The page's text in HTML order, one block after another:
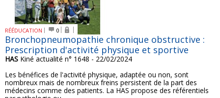
RÉÉDUCATION 0
Bronchopneumopathie chronique obstructive :
Prescription d'activité physique et sportive
HAS Kiné actualité n° 1648 - 22/02/2024
Les bénéfices de l'activité physique, adaptée ou non, sont
nombreux mais de nombreux freins persistent de la part des
médecins comme des patients. La HAS propose des référentiels